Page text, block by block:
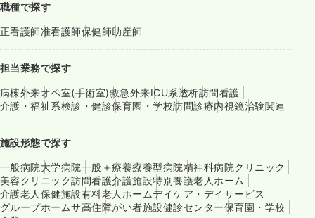
職種で探す
正看護師准看護師保健師助産師
担当業務で探す
病棟外来オペ室(手術室)救急外来ICU系透析訪問看護
介護・福祉系検診・健診保育園・学校訪問診療内視鏡治験関連
施設形態で探す
一般病院大学病院一般＋療養療養型病院精神科病院クリニック
美容クリニック訪問看護介護施設特別養護老人ホーム
介護老人保健施設有料老人ホームデイケア・デイサービス
グループホームサ高住障がい者施設健診センター保育園・学校